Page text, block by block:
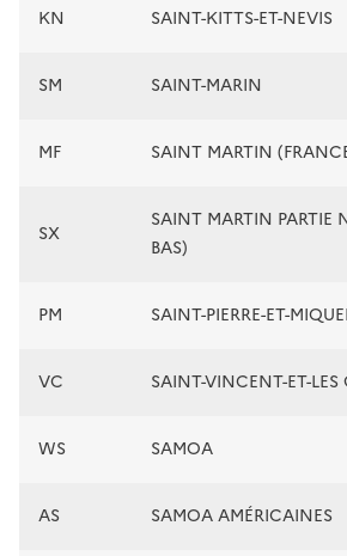
KN SAINT-KITTS-ET-NEVIS
SM SAINT-MARIN
MF SAINT MARTIN
SX
SAINT MARTIN PARTIE
BAS)
PM SAINT-PIERRE-ET-
VC SAINT-VINCENT-ET-
WS SAMOA
AS SAMOA AMÉRICAINES